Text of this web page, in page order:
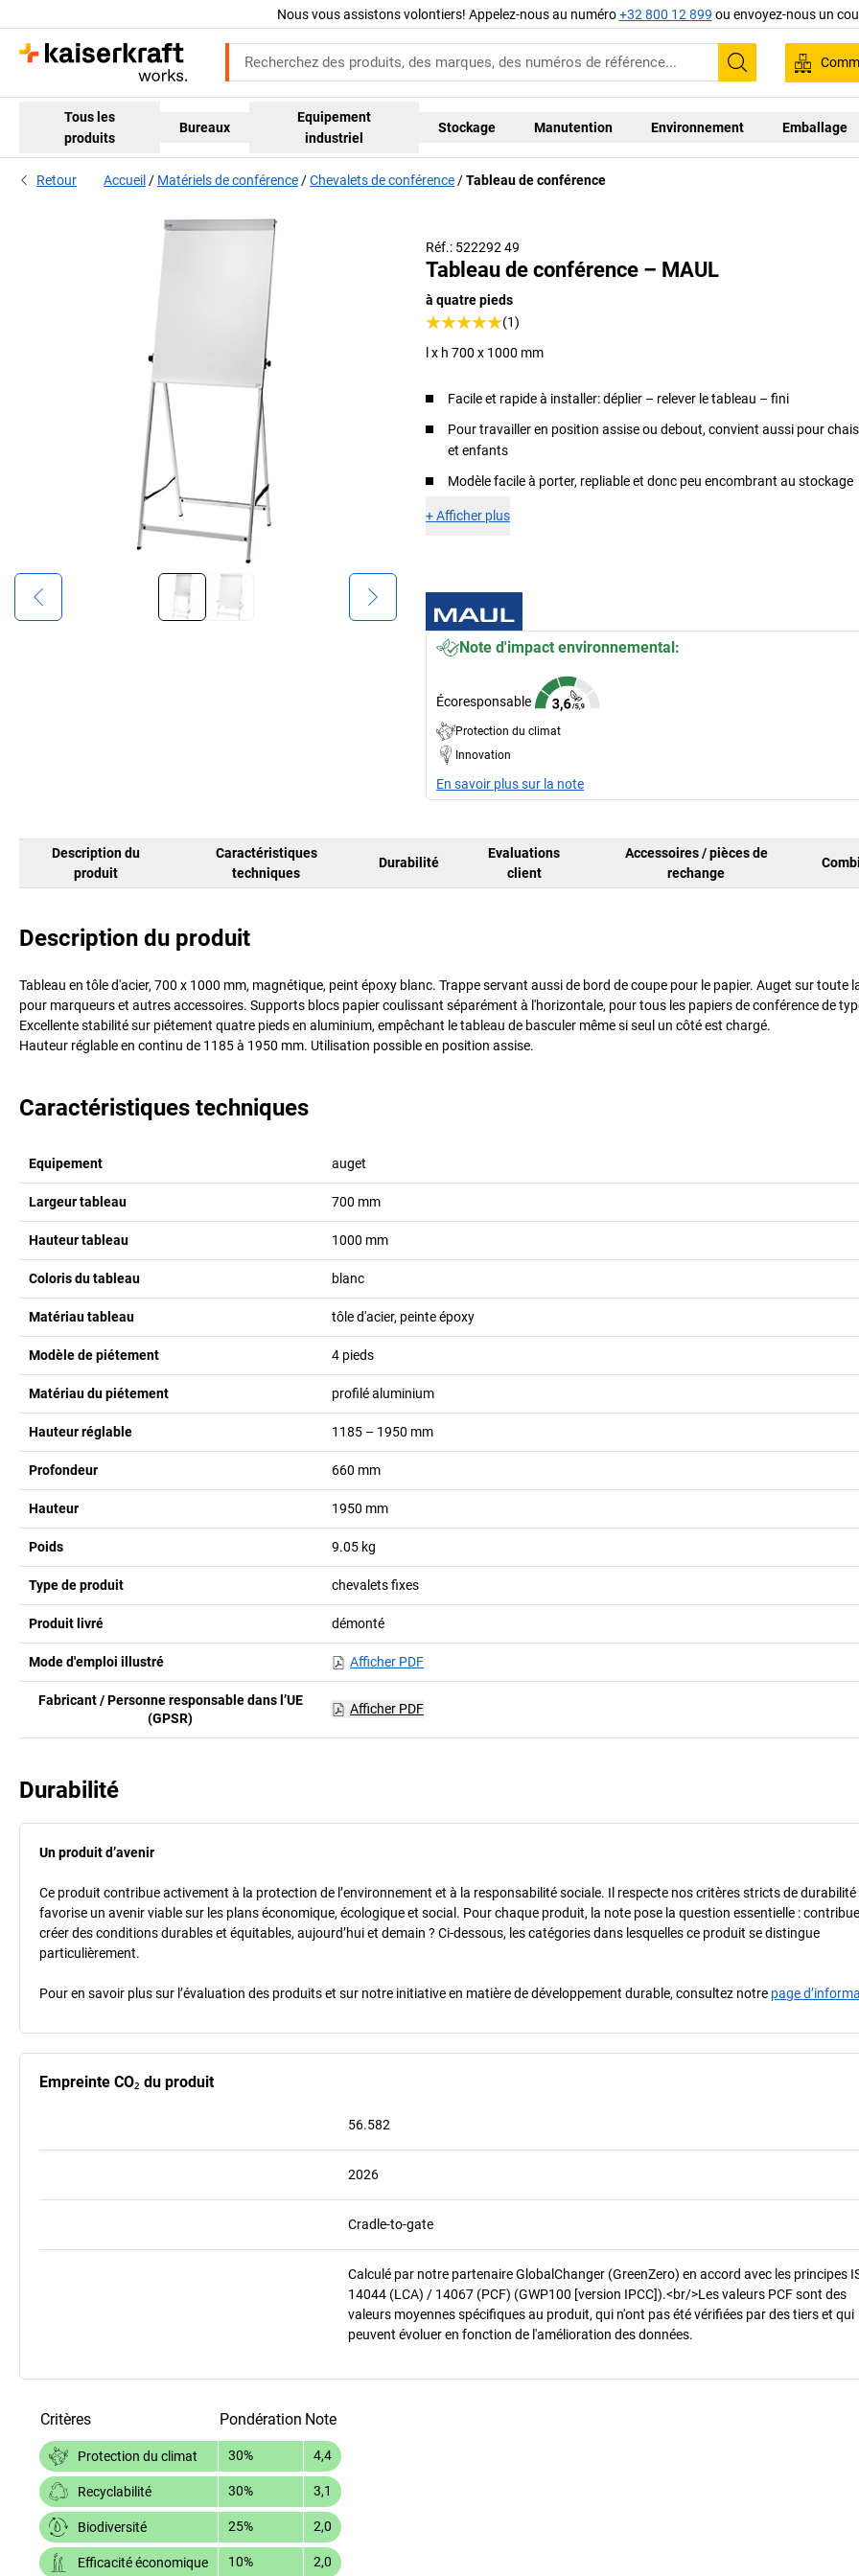
Nous vous assistons volontiers! Appelez-nous au numéro+32 800 12 899 ou envoyez-nous un
Recherche
Tous les
produits
Bureaux
Equipement
industriel
Stockage Manutention Environnement Emballage
Retour Accueil Matériels de conférence Chevalets de conférence Tableau de conférence
Réf.: 522292 49
Tableau de conférence – MAUL
à quatre pieds
(1)
l x h 700 x 1000 mm
Facile et rapide à installer: déplier – relever le tableau – fini
Pour travailler en position assise ou debout, convient aussi pour
et enfants
Modèle facile à porter, repliable et donc peu encombrant au stockage
+Afficher plus
Note d'impact environnemental:
Écoresponsable
Protection du climat
Innovation
En savoir plus sur la note
Description du
produit
Caractéristiques
techniques
Durabilité
Evaluations
client
Accessoires / pièces de
rechange
Description du produit
Tableau en tôle d'acier, 700 x 1000 mm, magnétique, peint époxy blanc. Trappe servant aussi de bord de coupe pour le papier. Auget sur toute
pour marqueurs et autres accessoires. Supports blocs papier coulissant séparément à l'horizontale, pour tous les papiers de conférence de
Excellente stabilité sur piétement quatre pieds en aluminium, empêchant le tableau de basculer même si seul un côté est chargé.
Hauteur réglable en continu de 1185 à 1950 mm. Utilisation possible en position assise.
Caractéristiques techniques
Equipement auget
Largeur tableau 700 mm
Hauteur tableau 1000 mm
Coloris du tableau blanc
Matériau tableau tôle d'acier, peinte époxy
Modèle de piétement 4 pieds
Matériau du piétement profilé aluminium
Hauteur réglable 1185 – 1950 mm
Profondeur 660 mm
Hauteur 1950 mm
Poids 9.05 kg
Type de produit chevalets fixes
Produit livré démonté
Mode d'emploi illustré Afficher PDF
Fabricant / Personne responsable dans l’UE
(GPSR)
Afficher PDF
Durabilité
Un produit d’avenir
Ce produit contribue activement à la protection de l’environnement et à la responsabilité sociale. Il respecte nos critères stricts de durabilité
favorise un avenir viable sur les plans économique, écologique et social. Pour chaque produit, la note pose la question essentielle :
créer des conditions durables et équitables, aujourd’hui et demain ? Ci-dessous, les catégories dans lesquelles ce produit se distingue
particulièrement.
Pour en savoir plus sur l’évaluation des produits et sur notre initiative en matière de développement durable, consultez notre page
Empreinte CO₂ du produit
56.582
2026
Cradle-to-gate
Calculé par notre partenaire GlobalChanger (GreenZero) en accord avec les principes
14044 (LCA) / 14067 (PCF) (GWP100 [version IPCC]).<br/>Les valeurs PCF sont des
valeurs moyennes spécifiques au produit, qui n'ont pas été vérifiées par des tiers et qui
peuvent évoluer en fonction de l'amélioration des données.
Critères Pondération Note
Protection du climat 30% 4,4
Recyclabilité 30% 3,1
Biodiversité 25% 2,0
Efficacité économique 10% 2,0